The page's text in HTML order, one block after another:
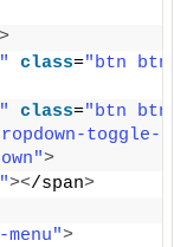
>
class="btn
class="btn
toggle-
>
></span>
menu">